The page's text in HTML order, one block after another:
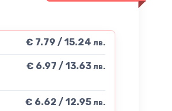
€ 7.79 / 15.24 лв.
€ 6.97 / 13.63 лв.
€ 6.62 / 12.95 лв.